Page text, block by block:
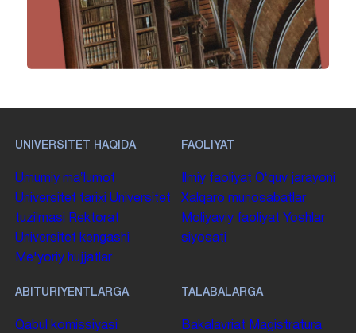
UNIVERSITET HAQIDA
Umumiy maʼlumot
Universitet tarixi Universitet
tuzilmasi
Rektorat
Universitet kengashi
Me'yoriy hujjatlar
FAOLIYAT
Ilmiy faoliyat Oʻquv jarayoni
Xalqaro munosabatlar
Moliyaviy faoliyat Yoshlar
siyosati
ABITURIYENTLARGA
Qabul komissiyasi
TALABALARGA
Bakalavriat Magistratura